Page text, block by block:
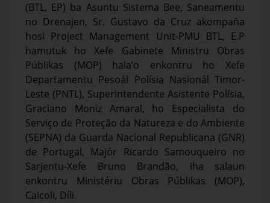
(BTL, EP) ba Asuntu Sistema Bee, Saneamentu
no Drenajen, Sr. Gustavo da Cruz akompaña
hosi Project Management Unit-PMU BTL, E.P
hamutuk ho Xefe Gabinete Ministru Obras
Públikas (MOP) hala’o enkontru ho Xefe
Departamentu Pesoál Polísia Nasionál Timor-
Leste (PNTL), Superintendente Asistente Polísia,
Graciano Moniz Amaral, ho Especialista do
Serviço de Proteção da Natureza e do Ambiente
(SEPNA) da Guarda Nacional Republicana (GNR)
de Portugal, Majór Ricardo Samouqueiro no
Sarjentu-Xefe Bruno Brandão, iha salaun
enkontru Ministériu Obras Públikas (MOP),
Caicoli, Díli.